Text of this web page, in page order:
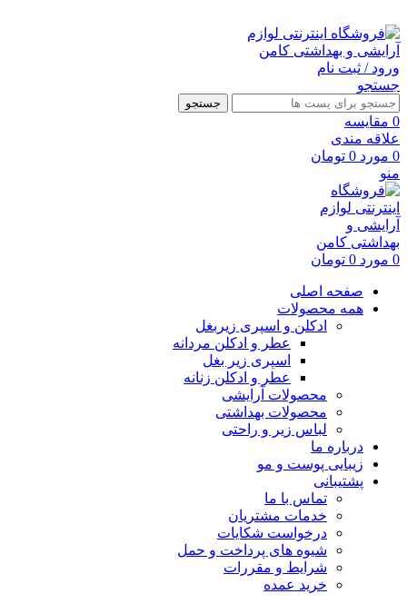
ورود / ثبت نام
جستجو
جستجو
0 مقايسه
علاقه مندی
0 مورد 0 تومان
منو
0 مورد 0 تومان
صفحه اصلی
همه محصولات
ادکلن و اسپری زیربغل
عطر و ادکلن مردانه
اسپری زیر بغل
عطر و ادکلن زنانه
محصولات آرایشی
محصولات بهداشتی
لباس زیر و راحتی
درباره ما
زیبایی پوست و مو
پشتیبانی
تماس با ما
خدمات مشتریان
درخواست شکایات
شیوه های پرداخت و حمل
شرایط و مقررات
خرید عمده